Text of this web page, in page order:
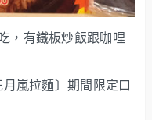
，有鐵板炒飯跟咖哩